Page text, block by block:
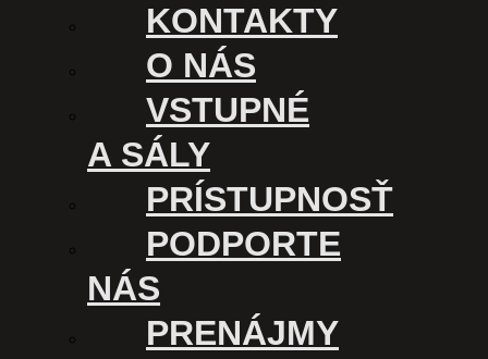
KONTAKTY
O NÁS
VSTUPNÉ
A SÁLY
PRÍSTUPNOSŤ
PODPORTE
NÁS
PRENÁJMY
Kasárenské nám. 1
040 01 Košice